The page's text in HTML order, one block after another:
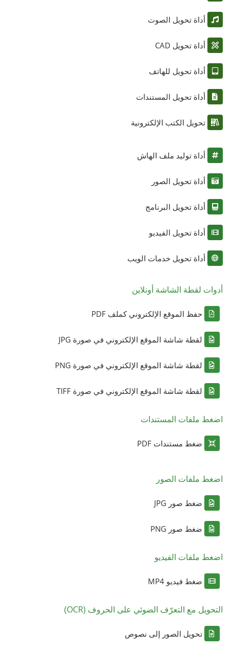
أداة تحويل الصوت
أداة تحويل CAD
أداة تحويل للهاتف
أداة تحويل المستندات
تحويل الكتب الإلكترونية
أداة توليد ملف الهاش
أداة تحويل الصور
أداة تحويل البرنامج
أداة تحويل الفيديو
أداة تحويل خدمات الويب
أدوات لقطة الشاشة أونلاين
حفظ الموقع الإلكتروني كملف PDF
لقطة شاشة الموقع الإلكتروني في صورة JPG
لقطة شاشة الموقع الإلكتروني في صورة PNG
لقطة شاشة الموقع الإلكتروني في صورة TIFF
اضغط ملفات المستندات
ضغط مستندات PDF
اضغط ملفات الصور
ضغط صور JPG
ضغط صور PNG
اضغط ملفات الفيديو
ضغط فيديو MP4
التحويل مع التعرّف الضوئي على الحروف (OCR)
تحويل الصور إلى نصوص